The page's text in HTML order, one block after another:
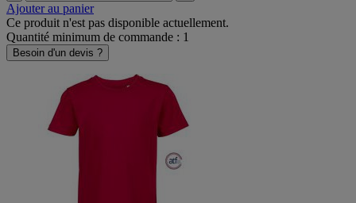
Ajouter au panier
Ce produit n'est pas disponible actuellement.
Quantité minimum de commande : 1
Besoin d'un devis ?